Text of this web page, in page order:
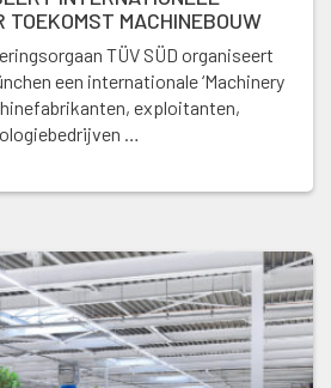
TOEKOMST MACHINEBOUW
TÜV SÜD organiseert
een internationale ‘Machinery
exploitanten,
…